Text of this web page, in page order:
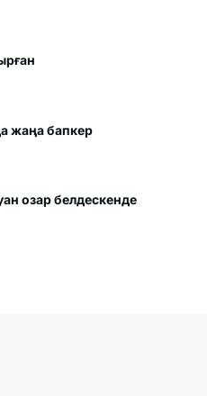
жаңа бапкер
озар белдескенде